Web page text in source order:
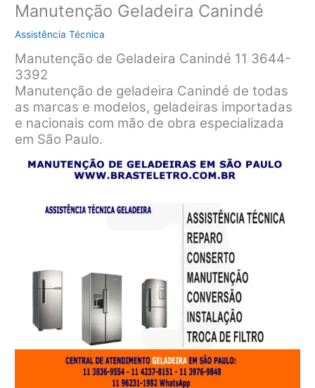
Manutenção Geladeira Canindé
Assistência Técnica
Manutenção de Geladeira Canindé 11 3644-
3392
Manutenção de geladeira Canindé de todas
as marcas e modelos, geladeiras importadas
e nacionais com mão de obra especializada
em São Paulo.